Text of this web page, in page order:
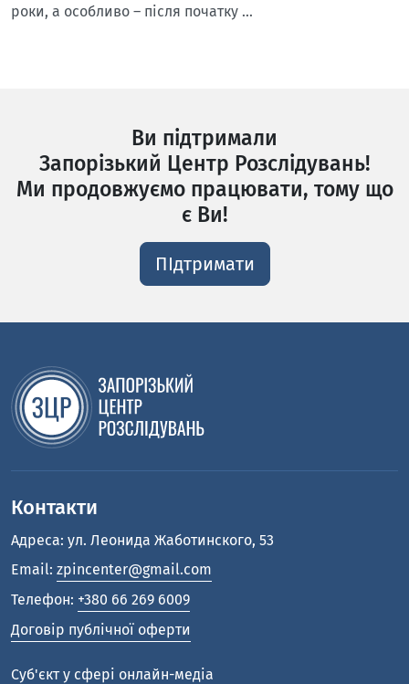
роки, а особливо – після початку …
Ви підтримали
Запорізький Центр Розслідувань!
Ми продовжуємо працювати, тому що
є Ви!
ПІдтримати
Контакти
Адреса: ул. Леонида Жаботинского, 53
Email: zpincenter@gmail.com
Телефон: +380 66 269 6009
Договір публічної оферти
Cуб'єкт у сфері онлайн-медіа